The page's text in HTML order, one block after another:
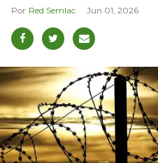
Red Semlac Jun 01, 2026